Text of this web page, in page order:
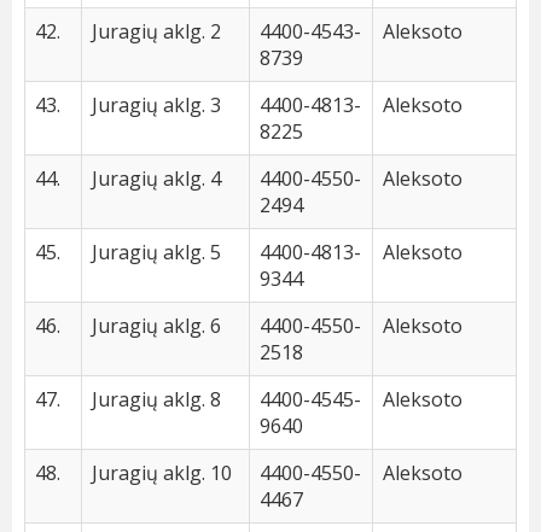
42. Juragių aklg. 2
4400-4543-
8739
Aleksoto
43. Juragių aklg. 3
4400-4813-
8225
Aleksoto
44. Juragių aklg. 4
4400-4550-
2494
Aleksoto
45. Juragių aklg. 5
4400-4813-
9344
Aleksoto
46. Juragių aklg. 6
4400-4550-
2518
Aleksoto
47. Juragių aklg. 8
4400-4545-
9640
Aleksoto
48. Juragių aklg. 10
4400-4550-
4467
Aleksoto